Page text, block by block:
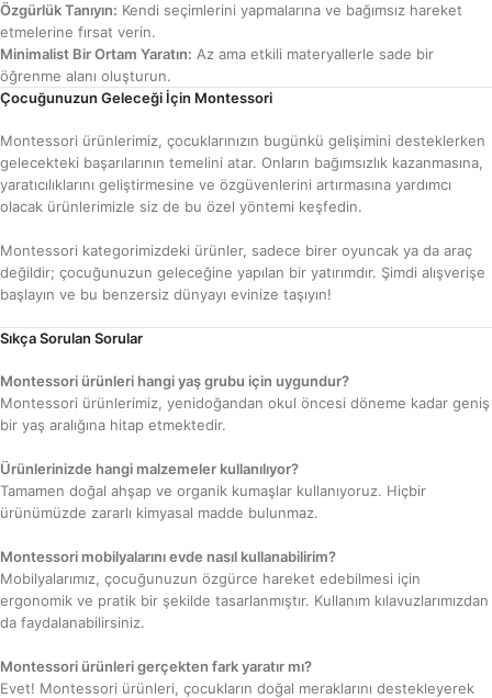
Özgürlük Tanıyın: Kendi seçimlerini yapmalarına ve bağımsız hareket
etmelerine fırsat verin.
Minimalist Bir Ortam Yaratın: Az ama etkili materyallerle sade bir
öğrenme alanı oluşturun.
Çocuğunuzun Geleceği İçin Montessori
Montessori ürünlerimiz, çocuklarınızın bugünkü gelişimini desteklerken
gelecekteki başarılarının temelini atar. Onların bağımsızlık kazanmasına,
yaratıcılıklarını geliştirmesine ve özgüvenlerini artırmasına yardımcı
olacak ürünlerimizle siz de bu özel yöntemi keşfedin.
Montessori kategorimizdeki ürünler, sadece birer oyuncak ya da araç
değildir; çocuğunuzun geleceğine yapılan bir yatırımdır. Şimdi alışverişe
başlayın ve bu benzersiz dünyayı evinize taşıyın!
Sıkça Sorulan Sorular
Montessori ürünleri hangi yaş grubu için uygundur?
Montessori ürünlerimiz, yenidoğandan okul öncesi döneme kadar geniş
bir yaş aralığına hitap etmektedir.
Ürünlerinizde hangi malzemeler kullanılıyor?
Tamamen doğal ahşap ve organik kumaşlar kullanıyoruz. Hiçbir
ürünümüzde zararlı kimyasal madde bulunmaz.
Montessori mobilyalarını evde nasıl kullanabilirim?
Mobilyalarımız, çocuğunuzun özgürce hareket edebilmesi için
ergonomik ve pratik bir şekilde tasarlanmıştır. Kullanım kılavuzlarımızdan
da faydalanabilirsiniz.
Montessori ürünleri gerçekten fark yaratır mı?
Evet! Montessori ürünleri, çocukların doğal meraklarını destekleyerek